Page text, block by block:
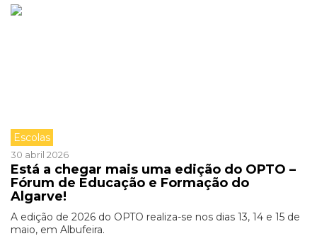
Escolas
30 abril 2026
Está a chegar mais uma edição do OPTO –
Fórum de Educação e Formação do
Algarve!
A edição de 2026 do OPTO realiza-se nos dias 13, 14 e 15 de
maio, em Albufeira.